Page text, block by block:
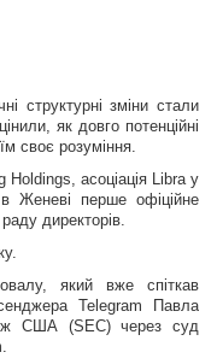
структурні зміни стали
як довго потенційні
своє розуміння.
Holdings, асоціація Libra у
в Женеві перше офіційне
директорів.
який вже спіткав
Telegram Павла
США (SEC) через суд